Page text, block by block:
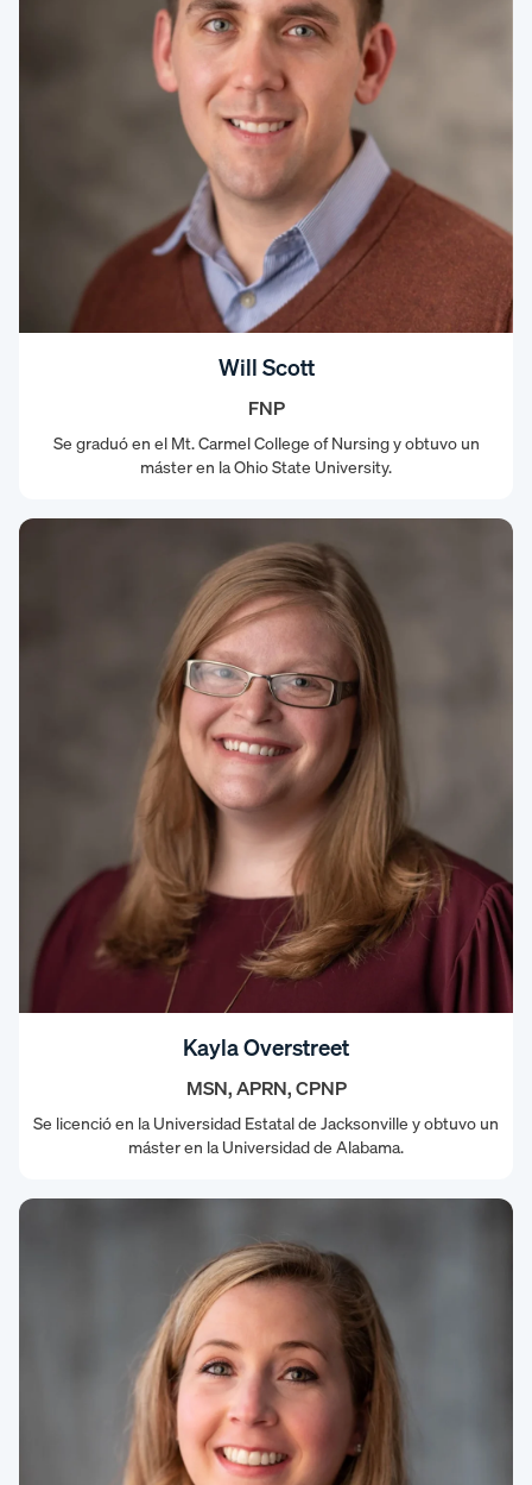
Will Scott
FNP
Se graduó en el Mt. Carmel College of Nursing y obtuvo un
máster en la Ohio State University.
Kayla Overstreet
MSN, APRN, CPNP
Se licenció en la Universidad Estatal de Jacksonville y obtuvo un
máster en la Universidad de Alabama.